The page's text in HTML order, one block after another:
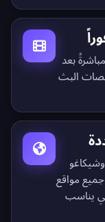
شاهد MBC 1 و MBC 2 و MBC 3 و MBC مباشرةً بعد
البث
مواقع
يناسب